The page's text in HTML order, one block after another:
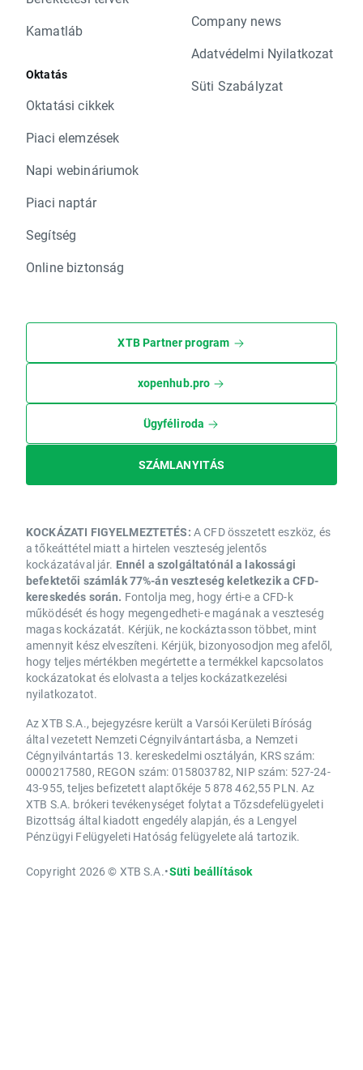
Kamatláb
Oktatás
Oktatási cikkek
Piaci elemzések
Napi webináriumok
Piaci naptár
Segítség
Online biztonság
Company news
Adatvédelmi Nyilatkozat
Süti Szabályzat
XTB Partner program
xopenhub.pro
Ügyféliroda
SZÁMLANYITÁS
KOCKÁZATI FIGYELMEZTETÉS: A CFD összetett eszköz, és
a tőkeáttétel miatt a hirtelen veszteség jelentős
kockázatával jár. Ennél a szolgáltatónál a lakossági
befektetői számlák 77%-án veszteség keletkezik a CFD-
kereskedés során. Fontolja meg, hogy érti-e a CFD-k
működését és hogy megengedheti-e magának a veszteség
magas kockázatát. Kérjük, ne kockáztasson többet, mint
amennyit kész elveszíteni. Kérjük, bizonyosodjon meg afelől,
hogy teljes mértékben megértette a termékkel kapcsolatos
kockázatokat és elolvasta a teljes kockázatkezelési
nyilatkozatot.
Az XTB S.A., bejegyzésre került a Varsói Kerületi Bíróság
által vezetett Nemzeti Cégnyilvántartásba, a Nemzeti
Cégnyilvántartás 13. kereskedelmi osztályán, KRS szám:
0000217580, REGON szám: 015803782, NIP szám: 527-24-
43-955, teljes befizetett alaptőkéje 5 878 462,55 PLN. Az
XTB S.A. brókeri tevékenységet folytat a Tőzsdefelügyeleti
Bizottság által kiadott engedély alapján, és a Lengyel
Pénzügyi Felügyeleti Hatóság felügyelete alá tartozik.
Copyright 2026 © XTB S.A.•Süti beállítások